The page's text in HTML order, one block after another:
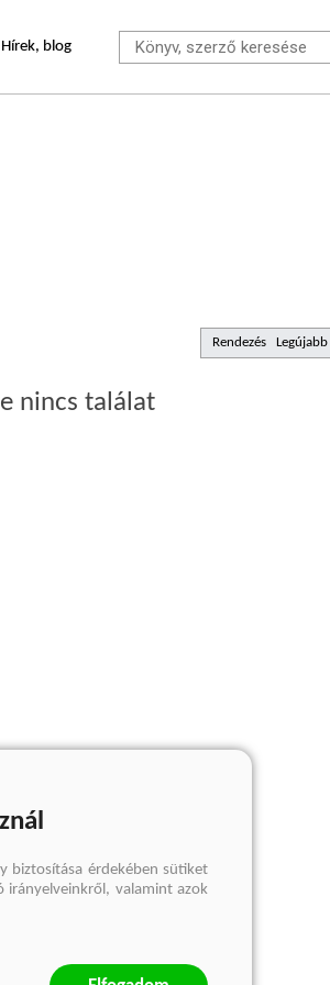
Hírek, blog
Rendezés
nincs találat
biztosítása érdekében sütiket
irányelveinkről, valamint azok